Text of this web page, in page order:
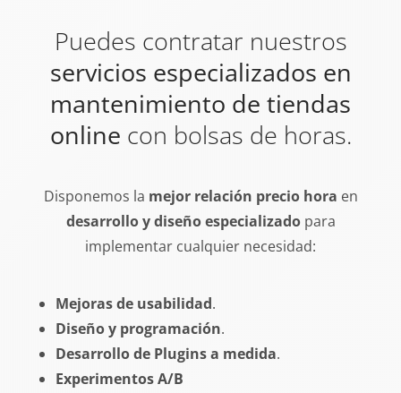
Puedes contratar nuestros
servicios especializados en
mantenimiento de tiendas
online con bolsas de horas.
Disponemos la mejor relación precio hora en
desarrollo y diseño especializadopara
implementar cualquier necesidad:
Mejoras de usabilidad.
Diseño y programación.
Desarrollo de Plugins a medida.
Experimentos A/B